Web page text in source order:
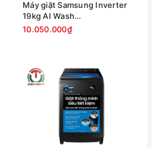
Máy giặt Samsung Inverter
19kg AI Wash
WA80F19B9BSV
10.050.000₫